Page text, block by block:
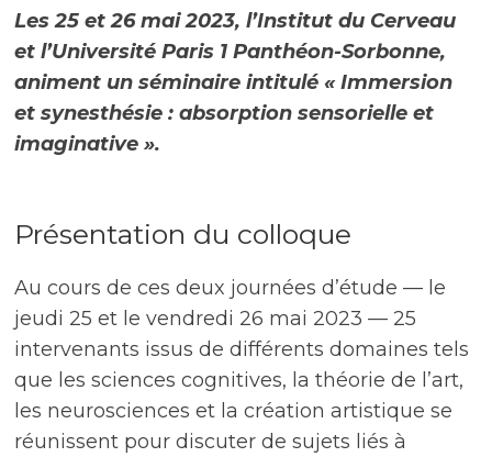
Les 25 et 26 mai 2023, l’Institut du Cerveau
et l’Université Paris 1 Panthéon-Sorbonne,
animent un séminaire intitulé « Immersion
et synesthésie : absorption sensorielle et
imaginative ».
Présentation du colloque
Au cours de ces deux journées d’étude — le
jeudi 25 et le vendredi 26 mai 2023 — 25
intervenants issus de différents domaines tels
que les sciences cognitives, la théorie de l’art,
les neurosciences et la création artistique se
réunissent pour discuter de sujets liés à